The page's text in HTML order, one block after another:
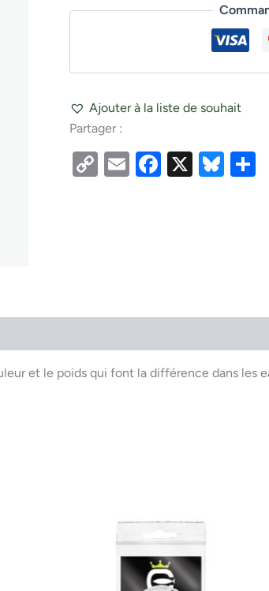
Ajouter à la liste de souhait
Partager :
CopyEmailFacebook
X
et le poids qui font la différence dans les